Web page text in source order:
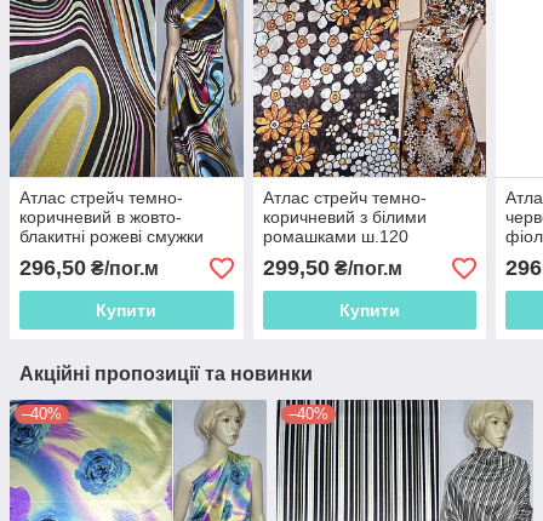
Атлас стрейч темно-
коричневий в жовто-
блакитні рожеві смужки
веселка ш.120
296,50 ₴/пог.м
Купити
Атлас стрейч темно-
коричневий з білими
ромашками ш.120
299,50₴/пог.м
Купити
Акційні пропозиції та новинки
–40% –40%